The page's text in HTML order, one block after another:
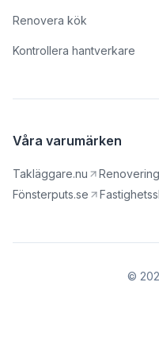
Renovera kök
Kontrollera hantverkare
Våra varumärken
Takläggare.nu
Fönsterputs.se
©